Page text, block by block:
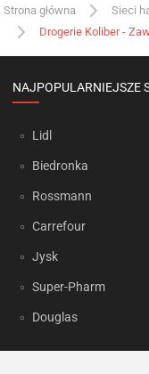
Strona główna Sieci
Drogerie Koliber -
NAJPOPULARNIEJSZE
Lidl
Biedronka
Rossmann
Carrefour
Jysk
Super-Pharm
Douglas